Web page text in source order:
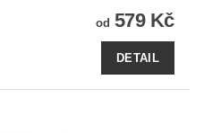
od 579 Kč
DETAIL